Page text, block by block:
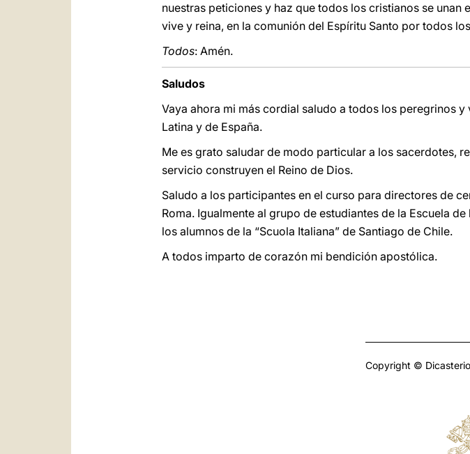
nuestras peticiones y haz que todos los cristianos se
vive y reina, en la comunión del Espíritu Santo por todos
Todos: Amén.
Saludos
Vaya ahora mi más cordial saludo a todos los peregrinos
Latina y de España.
Me es grato saludar de modo particular a los sacerdotes,
servicio construyen el Reino de Dios.
Saludo a los participantes en el curso para directores de
Roma. Igualmente al grupo de estudiantes de la Escuela
los alumnos de la “Scuola Italiana” de Santiago de Chile.
A todos imparto de corazón mi bendición apostólica.
Copyright ©